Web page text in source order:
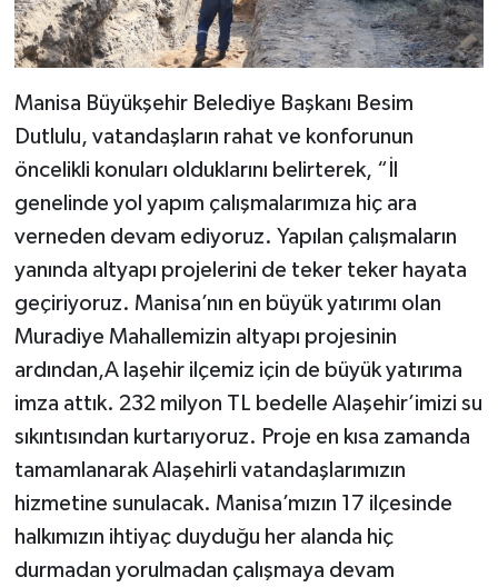
Manisa Büyükşehir Belediye Başkanı Besim
Dutlulu, vatandaşların rahat ve konforunun
öncelikli konuları olduklarını belirterek, “İl
genelinde yol yapım çalışmalarımıza hiç ara
verneden devam ediyoruz. Yapılan çalışmaların
yanında altyapı projelerini de teker teker hayata
geçiriyoruz. Manisa’nın en büyük yatırımı olan
Muradiye Mahallemizin altyapı projesinin
ardından,A laşehir ilçemiz için de büyük yatırıma
imza attık. 232 milyon TL bedelle Alaşehir’imizi su
sıkıntısından kurtarıyoruz. Proje en kısa zamanda
tamamlanarak Alaşehirli vatandaşlarımızın
hizmetine sunulacak. Manisa’mızın 17 ilçesinde
halkımızın ihtiyaç duyduğu her alanda hiç
durmadan yorulmadan çalışmaya devam